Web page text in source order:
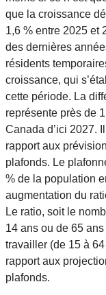
que la croissance
1,6 % entre 2025 et
des dernières
résidents
croissance, qui
cette période. La
représente près de
Canada d’ici 2027.
rapport aux
plafonds. Le
% de la population
augmentation du
Le ratio, soit le
14 ans ou de 65
travailler (de 15 à
rapport aux
plafonds.